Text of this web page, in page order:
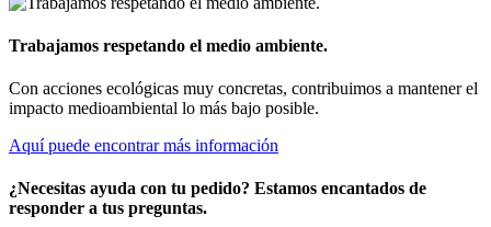
Trabajamos respetando el medio ambiente.
Con acciones ecológicas muy concretas, contribuimos a mantener el
impacto medioambiental lo más bajo posible.
Aquí puede encontrar más información
¿Necesitas ayuda con tu pedido? Estamos encantados de
responder a tus preguntas.